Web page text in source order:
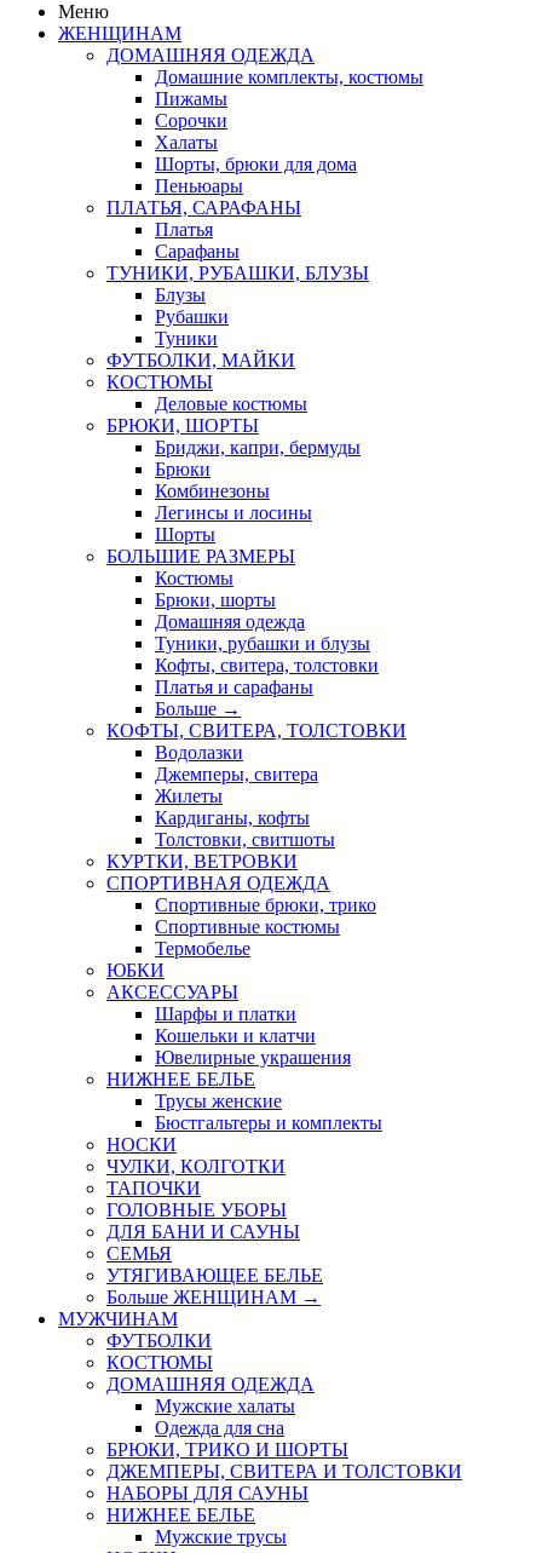
Меню
ЖЕНЩИНАМ
ДОМАШНЯЯ ОДЕЖДА
Домашние комплекты, костюмы
Пижамы
Сорочки
Халаты
Шорты, брюки для дома
Пеньюары
ПЛАТЬЯ, САРАФАНЫ
Платья
Сарафаны
ТУНИКИ, РУБАШКИ, БЛУЗЫ
Блузы
Рубашки
Туники
ФУТБОЛКИ, МАЙКИ
КОСТЮМЫ
Деловые костюмы
БРЮКИ, ШОРТЫ
Бриджи, капри, бермуды
Брюки
Комбинезоны
Легинсы и лосины
Шорты
БОЛЬШИЕ РАЗМЕРЫ
Костюмы
Брюки, шорты
Домашняя одежда
Туники, рубашки и блузы
Кофты, свитера, толстовки
Платья и сарафаны
Больше →
КОФТЫ, СВИТЕРА, ТОЛСТОВКИ
Водолазки
Джемперы, свитера
Жилеты
Кардиганы, кофты
Толстовки, свитшоты
КУРТКИ, ВЕТРОВКИ
СПОРТИВНАЯ ОДЕЖДА
Спортивные брюки, трико
Спортивные костюмы
Термобелье
ЮБКИ
AКСЕССУАРЫ
Шарфы и платки
Кошельки и клатчи
Ювелирные украшения
НИЖНЕЕ БЕЛЬЕ
Трусы женские
Бюстгальтеры и комплекты
НОСКИ
ЧУЛКИ, КОЛГОТКИ
ТАПОЧКИ
ГОЛОВНЫЕ УБОРЫ
ДЛЯ БАНИ И САУНЫ
СЕМЬЯ
УТЯГИВАЮЩЕЕ БЕЛЬЕ
Больше ЖЕНЩИНАМ →
МУЖЧИНАМ
ФУТБОЛКИ
КОСТЮМЫ
ДОМАШНЯЯ ОДЕЖДА
Мужские халаты
Одежда для сна
БРЮКИ, ТРИКО И ШОРТЫ
ДЖЕМПЕРЫ, СВИТЕРА И ТОЛСТОВКИ
НАБОРЫ ДЛЯ САУНЫ
НИЖНЕЕ БЕЛЬЕ
Мужские трусы